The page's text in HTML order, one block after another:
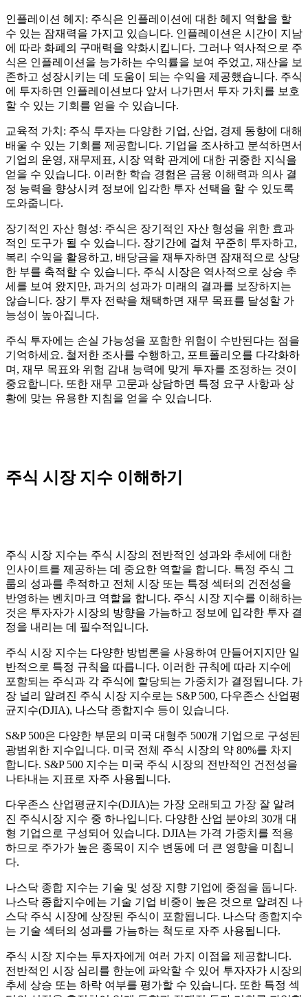
인플레이션 헤지: 주식은 인플레이션에 대한 헤지 역할을 할
수 있는 잠재력을 가지고 있습니다. 인플레이션은 시간이 지남
에 따라 화폐의 구매력을 약화시킵니다. 그러나 역사적으로 주
식은 인플레이션을 능가하는 수익률을 보여 주었고, 재산을 보
존하고 성장시키는 데 도움이 되는 수익을 제공했습니다. 주식
에 투자하면 인플레이션보다 앞서 나가면서 투자 가치를 보호
할 수 있는 기회를 얻을 수 있습니다.
교육적 가치: 주식 투자는 다양한 기업, 산업, 경제 동향에 대해
배울 수 있는 기회를 제공합니다. 기업을 조사하고 분석하면서
기업의 운영, 재무제표, 시장 역학 관계에 대한 귀중한 지식을
얻을 수 있습니다. 이러한 학습 경험은 금융 이해력과 의사 결
정 능력을 향상시켜 정보에 입각한 투자 선택을 할 수 있도록
도와줍니다.
장기적인 자산 형성: 주식은 장기적인 자산 형성을 위한 효과
적인 도구가 될 수 있습니다. 장기간에 걸쳐 꾸준히 투자하고,
복리 수익을 활용하고, 배당금을 재투자하면 잠재적으로 상당
한 부를 축적할 수 있습니다. 주식 시장은 역사적으로 상승 추
세를 보여 왔지만, 과거의 성과가 미래의 결과를 보장하지는
않습니다. 장기 투자 전략을 채택하면 재무 목표를 달성할 가
능성이 높아집니다.
주식 투자에는 손실 가능성을 포함한 위험이 수반된다는 점을
기억하세요. 철저한 조사를 수행하고, 포트폴리오를 다각화하
며, 재무 목표와 위험 감내 능력에 맞게 투자를 조정하는 것이
중요합니다. 또한 재무 고문과 상담하면 특정 요구 사항과 상
황에 맞는 유용한 지침을 얻을 수 있습니다.
주식 시장 지수 이해하기
주식 시장 지수는 주식 시장의 전반적인 성과와 추세에 대한
인사이트를 제공하는 데 중요한 역할을 합니다. 특정 주식 그
룹의 성과를 추적하고 전체 시장 또는 특정 섹터의 건전성을
반영하는 벤치마크 역할을 합니다. 주식 시장 지수를 이해하는
것은 투자자가 시장의 방향을 가늠하고 정보에 입각한 투자 결
정을 내리는 데 필수적입니다.
주식 시장 지수는 다양한 방법론을 사용하여 만들어지지만 일
반적으로 특정 규칙을 따릅니다. 이러한 규칙에 따라 지수에
포함되는 주식과 각 주식에 할당되는 가중치가 결정됩니다. 가
장 널리 알려진 주식 시장 지수로는 S&P 500, 다우존스 산업평
균지수(DJIA), 나스닥 종합지수 등이 있습니다.
S&P 500은 다양한 부문의 미국 대형주 500개 기업으로 구성된
광범위한 지수입니다. 미국 전체 주식 시장의 약 80%를 차지
합니다. S&P 500 지수는 미국 주식 시장의 전반적인 건전성을
나타내는 지표로 자주 사용됩니다.
다우존스 산업평균지수(DJIA)는 가장 오래되고 가장 잘 알려
진 주식시장 지수 중 하나입니다. 다양한 산업 분야의 30개 대
형 기업으로 구성되어 있습니다. DJIA는 가격 가중치를 적용
하므로 주가가 높은 종목이 지수 변동에 더 큰 영향을 미칩니
다.
나스닥 종합 지수는 기술 및 성장 지향 기업에 중점을 둡니다.
나스닥 종합지수에는 기술 기업 비중이 높은 것으로 알려진 나
스닥 주식 시장에 상장된 주식이 포함됩니다. 나스닥 종합지수
는 기술 섹터의 성과를 가늠하는 척도로 자주 사용됩니다.
주식 시장 지수는 투자자에게 여러 가지 이점을 제공합니다.
전반적인 시장 심리를 한눈에 파악할 수 있어 투자자가 시장의
추세 상승 또는 하락 여부를 평가할 수 있습니다. 또한 특정 섹